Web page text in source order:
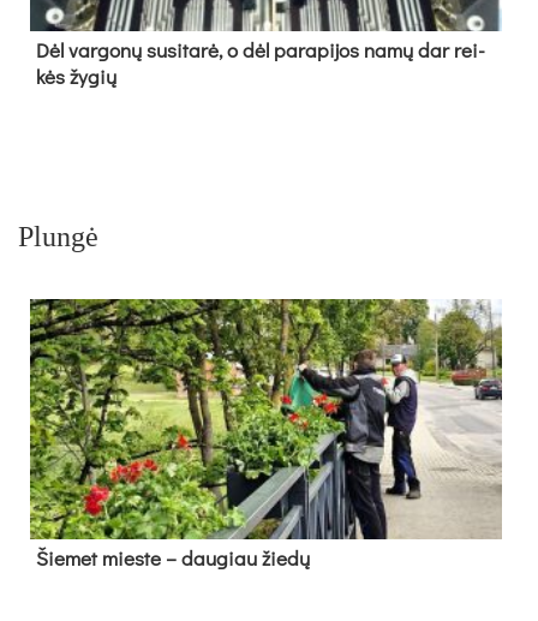
Dėl var­go­nų su­si­ta­rė, o dėl pa­ra­pi­jos na­mų dar rei­
kės žy­gių
Plungė
Šie­met mies­te – dau­giau žie­dų